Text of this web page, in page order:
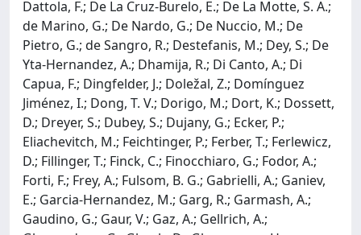
Dattola, F.; De La Cruz-Burelo, E.; De La Motte, S. A.;
de Marino, G.; De Nardo, G.; De Nuccio, M.; De
Pietro, G.; de Sangro, R.; Destefanis, M.; Dey, S.; De
Yta-Hernandez, A.; Dhamija, R.; Di Canto, A.; Di
Capua, F.; Dingfelder, J.; Doležal, Z.; Domínguez
Jiménez, I.; Dong, T. V.; Dorigo, M.; Dort, K.; Dossett,
D.; Dreyer, S.; Dubey, S.; Dujany, G.; Ecker, P.;
Eliachevitch, M.; Feichtinger, P.; Ferber, T.; Ferlewicz,
D.; Fillinger, T.; Finck, C.; Finocchiaro, G.; Fodor, A.;
Forti, F.; Frey, A.; Fulsom, B. G.; Gabrielli, A.; Ganiev,
E.; Garcia-Hernandez, M.; Garg, R.; Garmash, A.;
Gaudino, G.; Gaur, V.; Gaz, A.; Gellrich, A.;